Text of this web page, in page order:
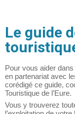
Le guide
Pour vous aider
en partenariat avec
corédigé ce guide,
Touristique de l’Eure.
Vous y trouverez